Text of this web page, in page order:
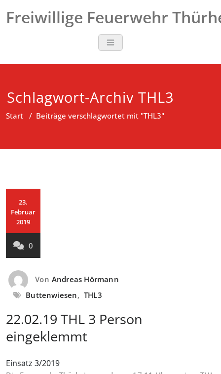
Inhalt
Freiwillige Feuerwehr
Schlagwort-Archiv THL3
Start / Beiträge verschlagwortet mit "THL3"
23.
Februar
2019
0
Von Andreas Hörmann
Buttenwiesen, THL3
22.02.19 THL 3 Person
eingeklemmt
Einsatz 3/2019